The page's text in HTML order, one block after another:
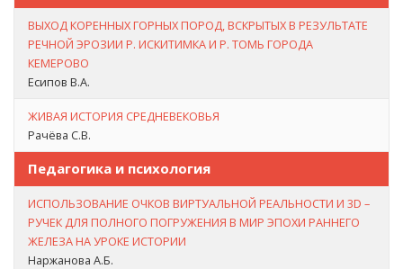
ВЫХОД КОРЕННЫХ ГОРНЫХ ПОРОД, ВСКРЫТЫХ В РЕЗУЛЬТАТЕ
РЕЧНОЙ ЭРОЗИИ Р. ИСКИТИМКА И Р. ТОМЬ ГОРОДА
КЕМЕРОВО
Есипов В.А.
ЖИВАЯ ИСТОРИЯ СРЕДНЕВЕКОВЬЯ
Рачёва С.В.
Педагогика и психология
ИСПОЛЬЗОВАНИЕ ОЧКОВ ВИРТУАЛЬНОЙ РЕАЛЬНОСТИ И 3D –
РУЧЕК ДЛЯ ПОЛНОГО ПОГРУЖЕНИЯ В МИР ЭПОХИ РАННЕГО
ЖЕЛЕЗА НА УРОКЕ ИСТОРИИ
Наржанова А.Б.